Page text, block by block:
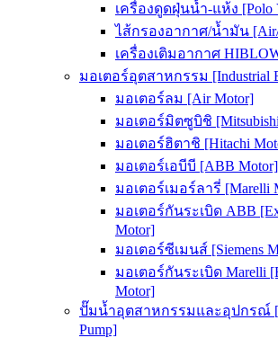
เครื่องดูดฝุ่นน้ำ-แห้ง [Polo
ไส้กรองอากาศ/น้ำมัน
เครื่องเติมอากาศ
มอเตอร์อุตสาหกรรม [Industrial
มอเตอร์ลม [Air Motor]
มอเตอร์มิตซูบิชิ
มอเตอร์ฮิตาชิ [Hitachi
มอเตอร์เอบีบี [ABB Motor]
มอเตอร์เมอร์ลารี่ [Marelli
มอเตอร์กันระเบิด ABB
Motor]
มอเตอร์ซีเมนส์ [Siemens
มอเตอร์กันระเบิด Marelli
Motor]
ปั๊มน้ำอุตสาหกรรมและอุปกรณ์
Pump]